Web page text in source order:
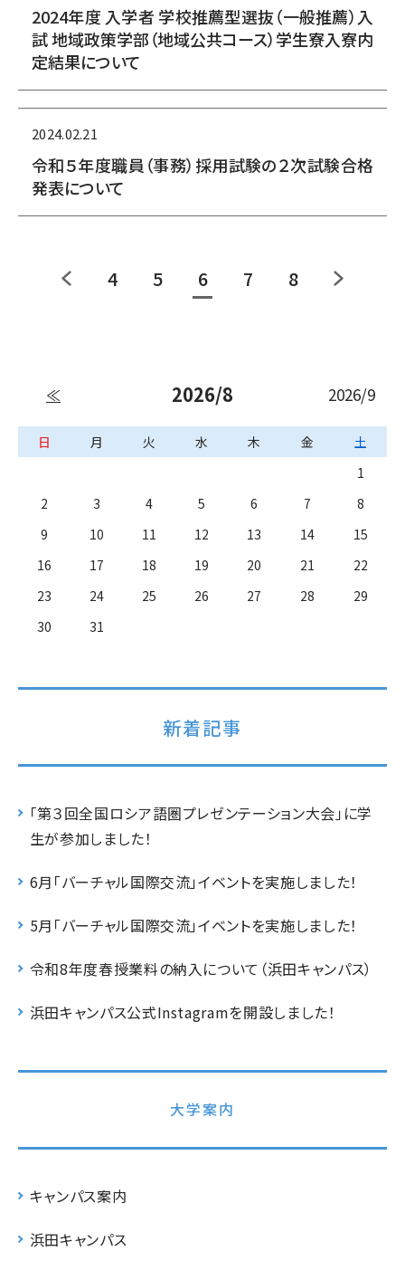
2024年度 入学者 学校推薦型選抜（一般推薦）入
試 地域政策学部（地域公共コース）学生寮入寮内
定結果について
2024.02.21
令和５年度職員（事務）採用試験の２次試験合格
発表について
4 5 6 7 8
≪ 2026/8 2026/9
日 月 火 水 木 金
土
1
2
3 4 5 6 7
8
9
10 11 12 13 14
15
16
17 18 19 20 21
22
23
24 25 26 27 28
29
30
31
新着記事
「第３回全国ロシア語圏プレゼンテーション大会」に学
生が参加しました！
6月「バーチャル国際交流」イベントを実施しました！
5月「バーチャル国際交流」イベントを実施しました！
令和8年度春授業料の納入について（浜田キャンパス）
浜田キャンパス公式Instagramを開設しました！
大学案内
キャンパス案内
浜田キャンパス